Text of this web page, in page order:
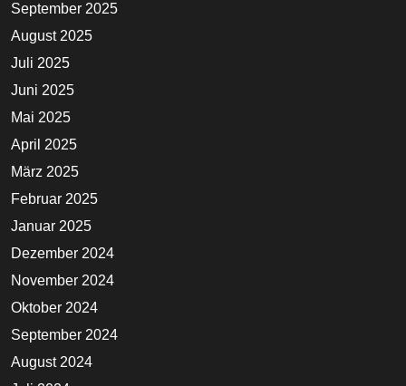
September 2025
August 2025
Juli 2025
Juni 2025
Mai 2025
April 2025
März 2025
Februar 2025
Januar 2025
Dezember 2024
November 2024
Oktober 2024
September 2024
August 2024